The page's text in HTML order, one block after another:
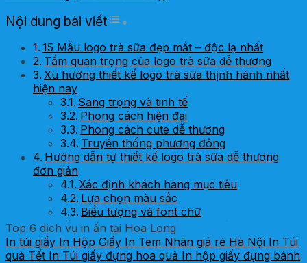
Nội dung bài viết Toggle Table of Content
15 Mẫu logo trà sữa đẹp mắt – độc lạ nhất
Tầm quan trọng của logo trà sữa dễ thương
Xu hướng thiết kế logo trà sữa thịnh hành nhất
hiện nay
Sang trọng và tinh tế
Phong cách hiện đại
Phong cách cute dễ thương
Truyền thống phương đông
Hướng dẫn tự thiết kế logo trà sữa dễ thương
đơn giản
Xác định khách hàng mục tiêu
Lựa chọn màu sắc
Biểu tượng và font chữ
Gợi ý logo phù hợp cho từng loại hình kinh
doanh
Top 6 dịch vụ in ấn tại Hoa Long
In túi giấy In Hộp Giấy In Tem Nhãn giá rẻ Hà Nội In Túi
quà Tết In Túi giấy đựng hoa quả In hộp giấy đựng bánh